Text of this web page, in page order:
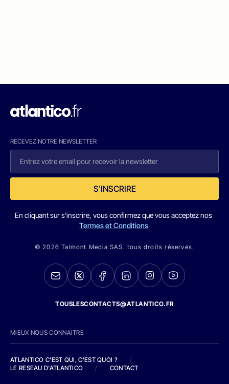
RECEVEZ NOTRE NEWSLETTER
S'INSCRIRE
En cliquant sur s'inscrire, vous confirmez que vous acceptez nos
Termes et Conditions
© 2026 Talmont Media SAS. tous droits réservés.
TOUSLESCONTACTS@ATLANTICO.FR
MIEUX NOUS CONNAITRE
ATLANTICO C'EST QUI, C'EST QUOI ?
/
LE RESEAU D'ATLANTICO
/ CONTACT